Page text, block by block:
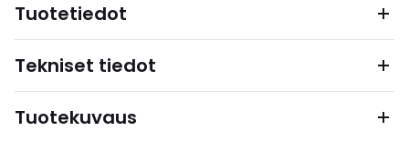
Tuotetiedot
Tekniset tiedot
Tuotekuvaus